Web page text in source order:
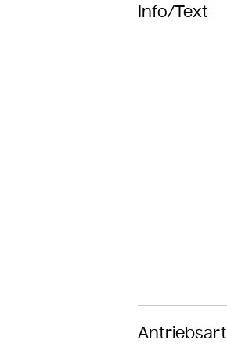
Info/Text
Antriebsart